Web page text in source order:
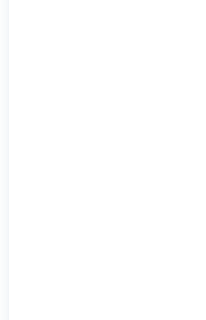
Покупайте и
Найдите товары